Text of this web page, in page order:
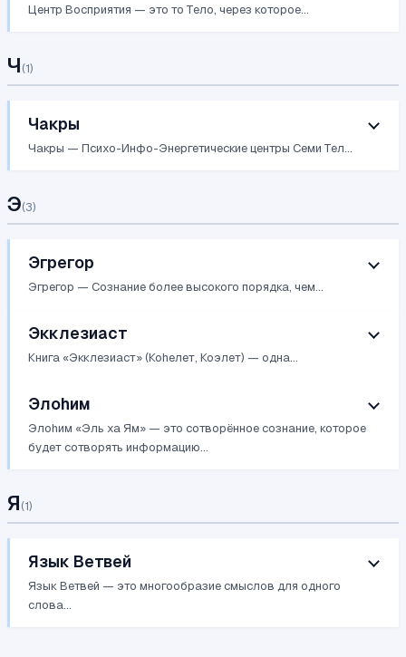
Центр Восприятия — это то Тело, через которое...
Ч(1)
Чакры
Чакры — Психо-Инфо-Энергетические центры Семи Тел...
Э(3)
Эгрегор
Эгрегор — Сознание более высокого порядка, чем...
Экклезиаст
Книга «Экклезиаст» (Коhелет, Коэлет) — одна...
Элоhим
Элоhим «Эль ха Ям» — это сотворённое сознание, которое
будет сотворять информацию...
Я(1)
Язык Ветвей
Язык Ветвей — это многообразие смыслов для одного
слова...